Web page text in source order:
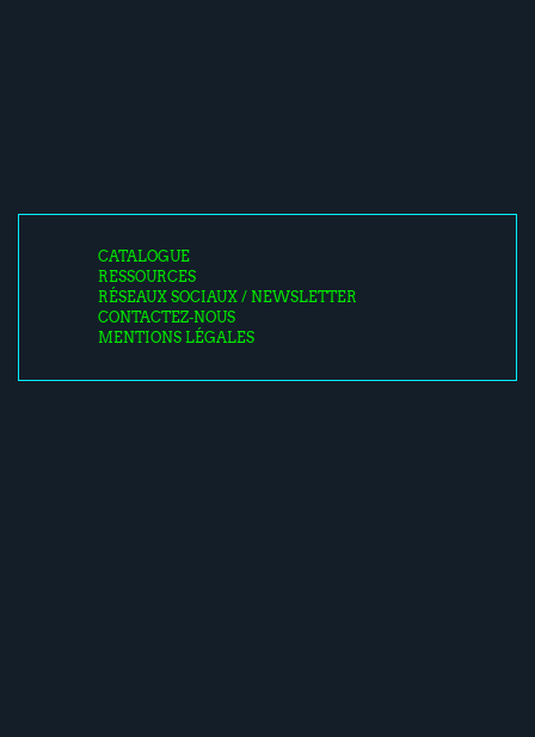
CATALOGUE
RESSOURCES
RÉSEAUX SOCIAUX / NEWSLETTER
CONTACTEZ-NOUS
MENTIONS LÉGALES